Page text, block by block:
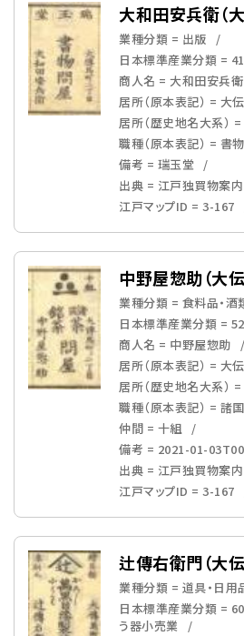
大和田安兵衛（
業種分類 = 出版
日本標準産業分類 =
商人名 = 大和田安兵衛
居所（原本表記） = 大
居所（歴史地名大系）
職種（原本表記） = 書
備考 = 瑞玉堂
出典 = 江戸独買物案内
江戸マップID = 3-167
中野屋惣助（大
業種分類 = 食料品・酒
日本標準産業分類 =
商人名 = 中野屋惣助
居所（原本表記） = 大
居所（歴史地名大系）
職種（原本表記） = 諸
仲間 = 十組
備考 = 2021-01-
出典 = 江戸独買物案内
江戸マップID = 3-167
辻傳右衛門（大
業種分類 = 道具・日用
日本標準産業分類 =
う器小売業